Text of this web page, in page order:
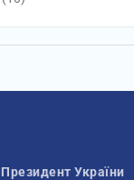
Президент України